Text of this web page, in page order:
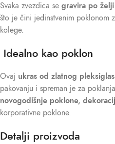
Svaka zvezdica se gravira po
što je čini jedinstvenim poklonom
kolege.
Idealno kao poklon
Ovaj ukras od zlatnog
pakovanju i spreman je za
novogodišnje poklone,
korporativne poklone.
Detalji proizvoda